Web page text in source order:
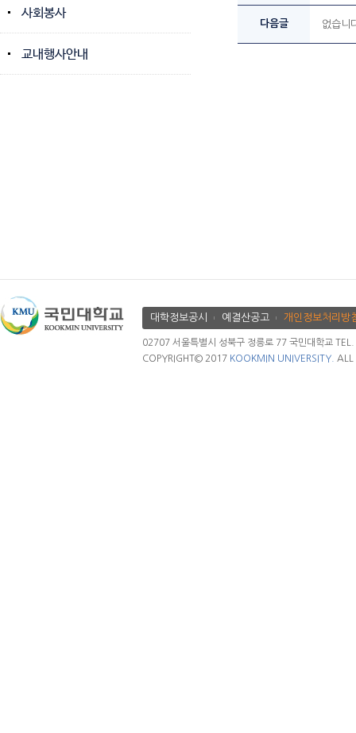
사회봉사
교내행사안내
다음글 없습니
대학정보공시 예결산공고 개인정보처리방
02707 서울특별시 성북구 정릉로 77 국민대학교
COPYRIGHT© 2017 KOOKMIN UNIVERSITY. ALL